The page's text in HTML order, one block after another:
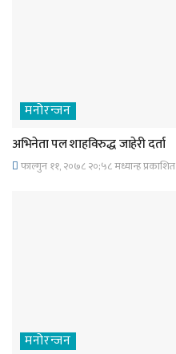
मनोरन्जन
अभिनेता पल शाहविरुद्ध जाहेरी दर्ता
फाल्गुन ११, २०७८ २०;५८ मध्यान्ह प्रकाशित
मनोरन्जन